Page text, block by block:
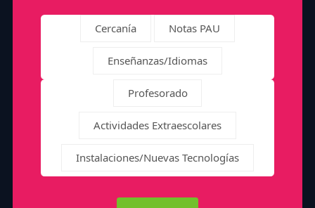
Cercanía Notas PAU
Enseñanzas/Idiomas
Profesorado
Actividades Extraescolares
Instalaciones/Nuevas Tecnologías